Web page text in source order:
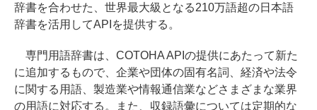
辞書を合わせた、世界最大級となる210万語超の日本語
辞書を活用してAPIを提供する。
専門用語辞書は、COTOHA APIの提供にあたって新た
に追加するもので、企業や団体の固有名詞、経済や法令
に関する用語、製造業や情報通信業などさまざまな業界
の用語に対応する。また、収録語彙については定期的な